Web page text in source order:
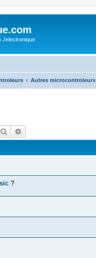
Jelectronique
Autres microcontroleurs
Rechercher
?